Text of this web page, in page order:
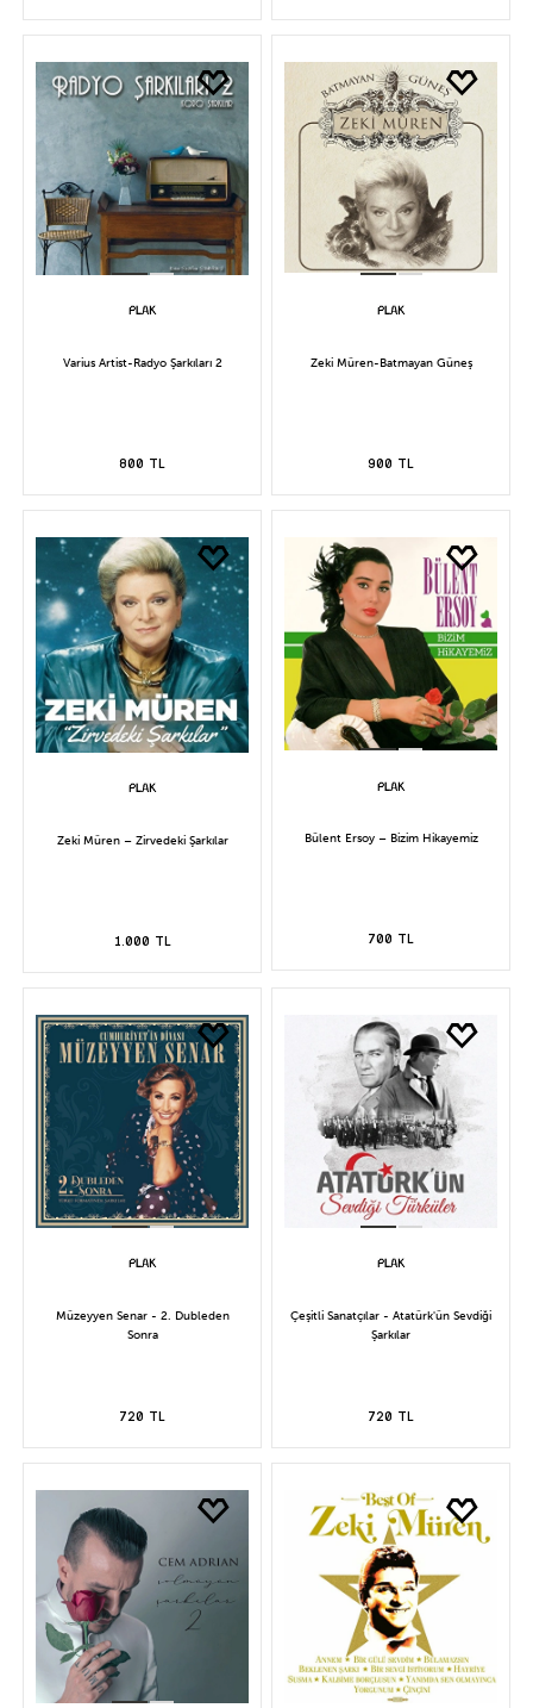
Varius Artist-Radyo Şarkıları 2
800 TL
Zeki Müren-Batmayan Güneş
900 TL
Zeki Müren – Zirvedeki Şarkılar
1.000 TL
Bülent Ersoy – Bizim Hikayemiz
700 TL
Müzeyyen Senar - 2. Dubleden
Sonra
720 TL
Çeşitli Sanatçılar - Atatürk'ün Sevdiği
Şarkılar
720 TL